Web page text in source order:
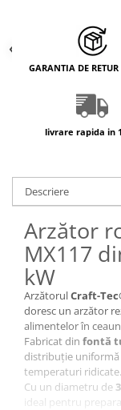
GARANTIA DE
livrare rapida in
Descriere
Arzător
MX117
kW
ArzătorulCraft-
doresc un arzător
alimentelor în
Fabricat din fontă
distribuție uniformă
temperaturi ridicate.
Cu un diametru de
ideal pentru